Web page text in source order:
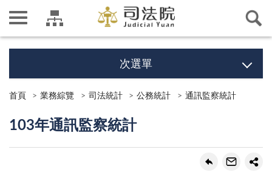
次選單
首頁 業務綜覽 司法統計 公務統計 通訊監察統計
103年通訊監察統計